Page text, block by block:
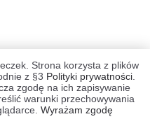
Strona korzysta z plików
z §3 Polityki prywatności
zgodę na ich zapisywanie
warunki przechowywania
Wyrażam zgodę